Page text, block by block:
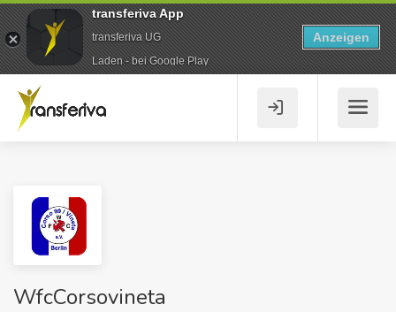
WfcCorsovineta
transferiva App
transferiva UG
Laden - bei Google Play
Anzeigen